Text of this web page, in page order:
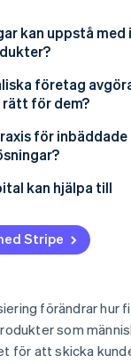
och högre
för
regelverk
för
i
i realtid
kan uppstå med
företag
för dem?
för inbäddade
upplevelsen att
i varje beslut
som din
kan hjälpa till
Stripe
förändrar hur
som
för att skicka